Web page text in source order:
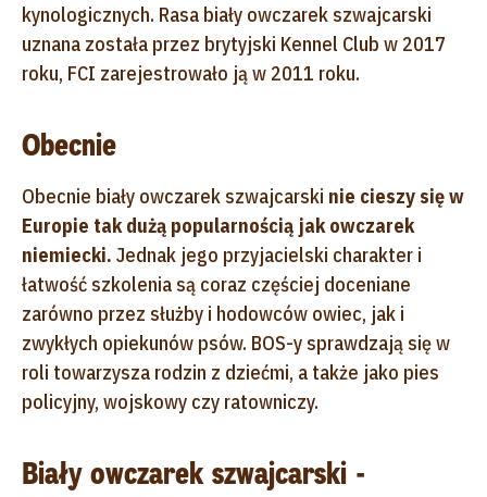
kynologicznych. Rasa biały owczarek szwajcarski
uznana została przez brytyjski Kennel Club w 2017
roku, FCI zarejestrowało ją w 2011 roku.
Obecnie
Obecnie biały owczarek szwajcarski nie cieszy się w
Europie tak dużą popularnością jak owczarek
niemiecki. Jednak jego przyjacielski charakter i
łatwość szkolenia są coraz częściej doceniane
zarówno przez służby i hodowców owiec, jak i
zwykłych opiekunów psów. BOS-y sprawdzają się w
roli towarzysza rodzin z dziećmi, a także jako pies
policyjny, wojskowy czy ratowniczy.
Biały owczarek szwajcarski -